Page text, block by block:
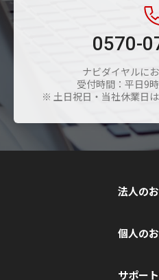
0570-
ナビダイヤルに
受付時間：平日9
※ 土日祝日・当社休業日
法人の
個人の
サポー